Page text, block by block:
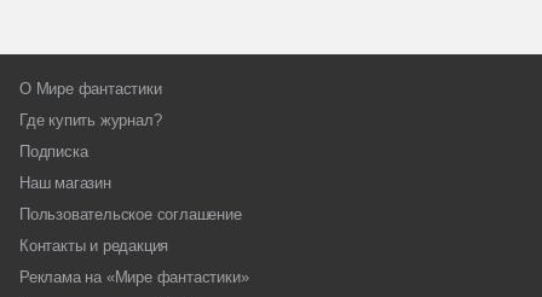
О Мире фантастики
Где купить журнал?
Подписка
Наш магазин
Пользовательское соглашение
Контакты и редакция
Реклама на «Мире фантастики»